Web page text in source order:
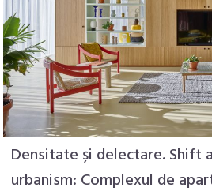
Densitate și delectare. Shift
urbanism: Complexul de